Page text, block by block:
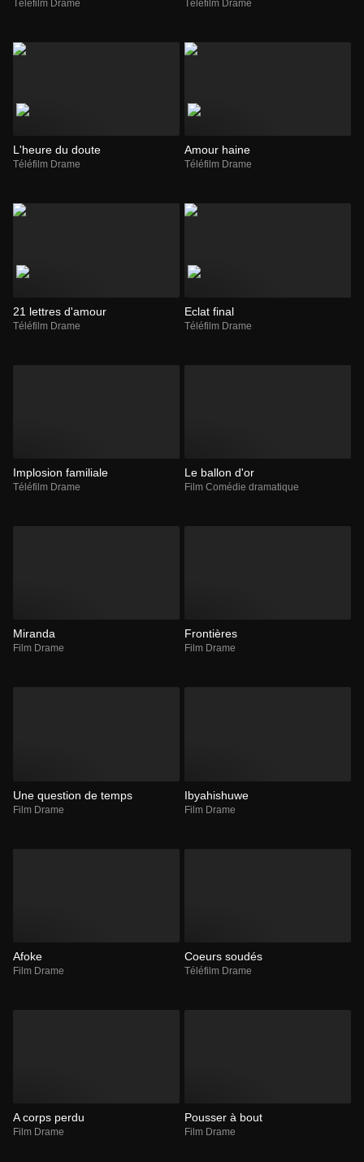
Téléfilm Drame Téléfilm Drame
L'heure du doute
Téléfilm Drame
Amour haine
Téléfilm Drame
21 lettres d'amour
Téléfilm Drame
Eclat final
Téléfilm Drame
Implosion familiale
Téléfilm Drame
Le ballon d'or
Film Comédie dramatique
Miranda
Film Drame
Frontières
Film Drame
Une question de temps
Film Drame
Ibyahishuwe
Film Drame
Afoke
Film Drame
Coeurs soudés
Téléfilm Drame
A corps perdu
Film Drame
Pousser à bout
Film Drame